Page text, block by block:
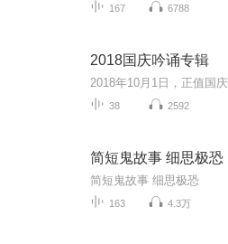
167 6788
2018国庆吟诵专辑
38 2592
简短鬼故事 细思极恐
简短鬼故事 细思极恐
163 4.3万